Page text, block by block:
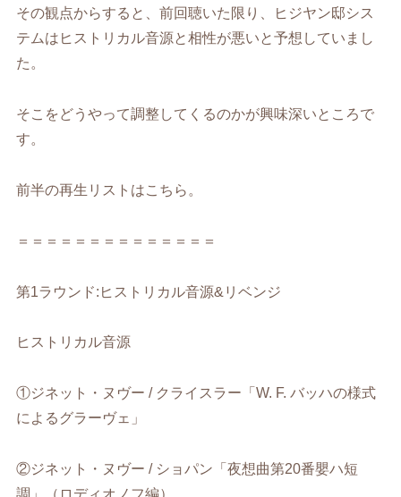
その観点からすると、前回聴いた限り、ヒジヤン邸シス
テムはヒストリカル音源と相性が悪いと予想していまし
た。
そこをどうやって調整してくるのかが興味深いところで
す。
前半の再生リストはこちら。
＝＝＝＝＝＝＝＝＝＝＝＝＝＝
第1ラウンド:ヒストリカル音源&リベンジ
ヒストリカル音源
①ジネット・ヌヴー / クライスラー「W. F. バッハの様式
によるグラーヴェ」
②ジネット・ヌヴー / ショパン「夜想曲第20番嬰ハ短
調」（ロディオノフ編）